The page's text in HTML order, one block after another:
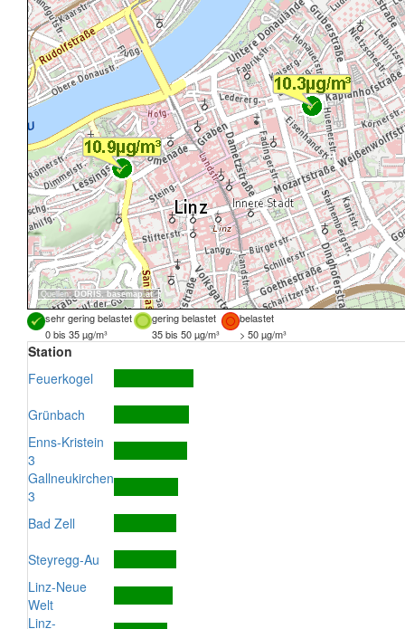
Quellen:DORIS, basemap.at
sehr gering belastet gering belastet
belastet
0 bis 35 µg/m³
35 bis 50 µg/m³ > 50 µg/m³
Station
Feuerkogel
Grünbach
Enns-Kristein
3
Gallneukirchen
3
Bad Zell
Steyregg-Au
Linz-Neue
Welt
Linz-